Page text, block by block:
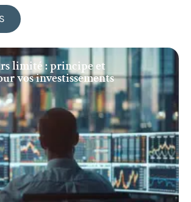
limité : principe et
vos investissements